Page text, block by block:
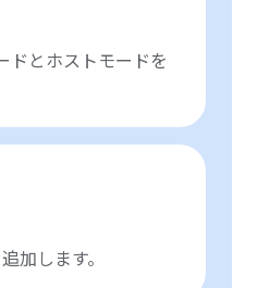
ドとホストモードを
加します。